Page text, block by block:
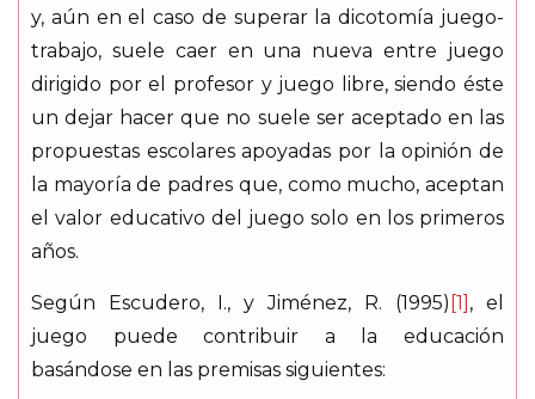
y, aún en el caso de superar la dicotomía juego-
trabajo, suele caer en una nueva entre juego
dirigido por el profesor y juego libre, siendo éste
un dejar hacer que no suele ser aceptado en las
propuestas escolares apoyadas por la opinión de
la mayoría de padres que, como mucho, aceptan
el valor educativo del juego solo en los primeros
años.
Según Escudero, I., y Jiménez, R. (1995) [1] , el
juego puede contribuir a la educación
basándose en las premisas siguientes: